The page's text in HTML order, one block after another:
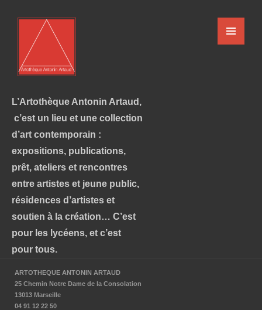
L’Artothèque Antonin Artaud,
c’est un lieu et une collection
d’art contemporain :
expositions, publications,
prêt, ateliers et rencontres
entre artistes et jeune public,
résidences d’artistes et
soutien à la création… C’est
pour les lycéens, et c’est
pour tous.
ARTOTHEQUE ANTONIN ARTAUD
25 Chemin Notre Dame de la Consolation
13013 Marseille
04 91 12 22 50